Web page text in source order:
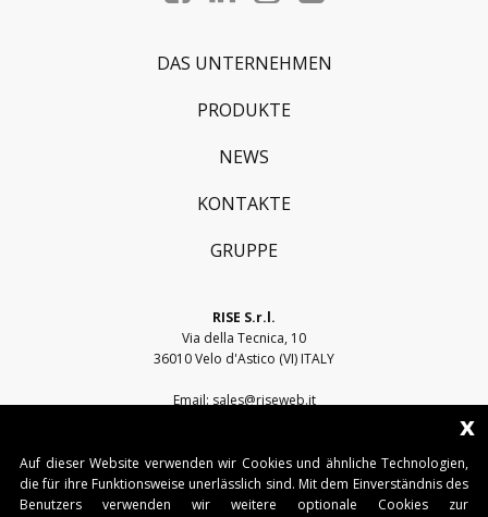
DAS UNTERNEHMEN
PRODUKTE
NEWS
KONTAKTE
GRUPPE
RISE S.r.l.
Via della Tecnica, 10
36010 Velo d'Astico (VI) ITALY
Email: sales@riseweb.it
x
Auf dieser Website verwenden wir Cookies und ähnliche Technologien,
die für ihre Funktionsweise unerlässlich sind. Mit dem Einverständnis des
Benutzers verwenden wir weitere optionale Cookies zur